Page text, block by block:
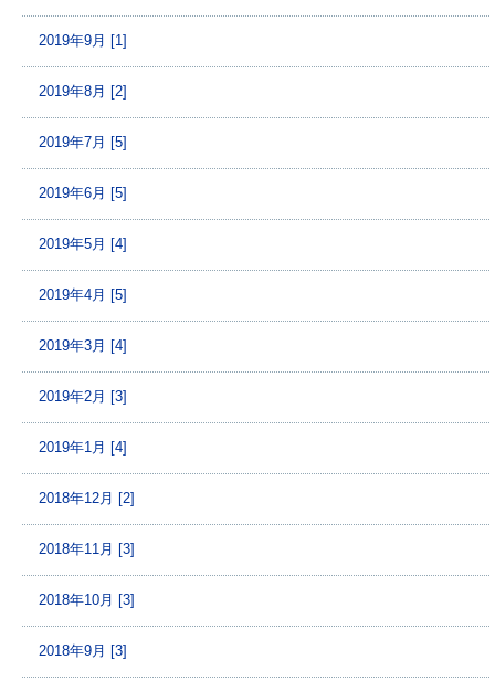
2019年9月 [1]
2019年8月 [2]
2019年7月 [5]
2019年6月 [5]
2019年5月 [4]
2019年4月 [5]
2019年3月 [4]
2019年2月 [3]
2019年1月 [4]
2018年12月 [2]
2018年11月 [3]
2018年10月 [3]
2018年9月 [3]